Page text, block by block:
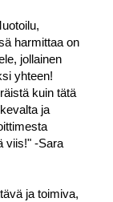
harmittaa on
jollainen
yhteen!
kuin tätä
ja
viis!" -Sara
ja toimiva,